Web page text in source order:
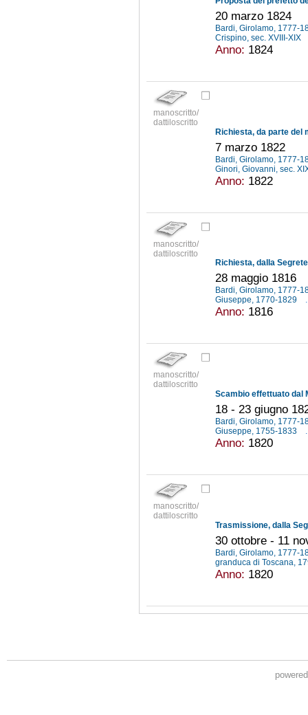
20 marzo 1824
Bardi, Girolamo, 1777-
Crispino, sec. XVIII-XIX
Anno: 1824
manoscritto/
dattiloscritto
7 marzo 1822
Bardi, Girolamo, 1777-
Ginori, Giovanni, sec.
Anno: 1822
manoscritto/
dattiloscritto
28 maggio 1816
Bardi, Girolamo, 1777-
Giuseppe, 1770-1829
Anno: 1816
manoscritto/
dattiloscritto
18 - 23 giugno
Bardi, Girolamo, 1777-
Giuseppe, 1755-1833
Anno: 1820
manoscritto/
dattiloscritto
30 ottobre - 11
Bardi, Girolamo, 1777-
granduca di Toscana,
Anno: 1820